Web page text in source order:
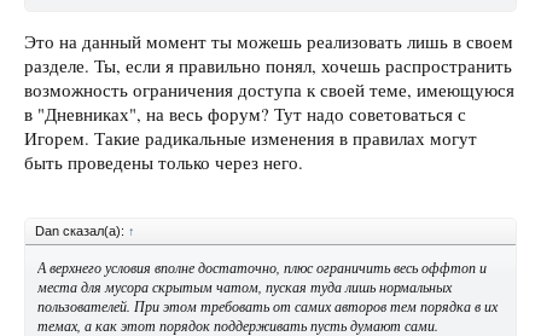
Это на данный момент ты можешь реализовать лишь в своем
разделе. Ты, если я правильно понял, хочешь распространить
возможность ограничения доступа к своей теме, имеющуюся
в "Дневниках", на весь форум? Тут надо советоваться с
Игорем. Такие радикальные изменения в правилах могут
быть проведены только через него.
Dan сказал(а): ↑
А верхнего условия вполне достаточно, плюс ограничить весь оффтоп и
места для мусора скрытым чатом, пуская туда лишь нормальных
пользователей. При этом требовать от самих авторов тем порядка в их
темах, а как этот порядок поддерживать пусть думают сами.